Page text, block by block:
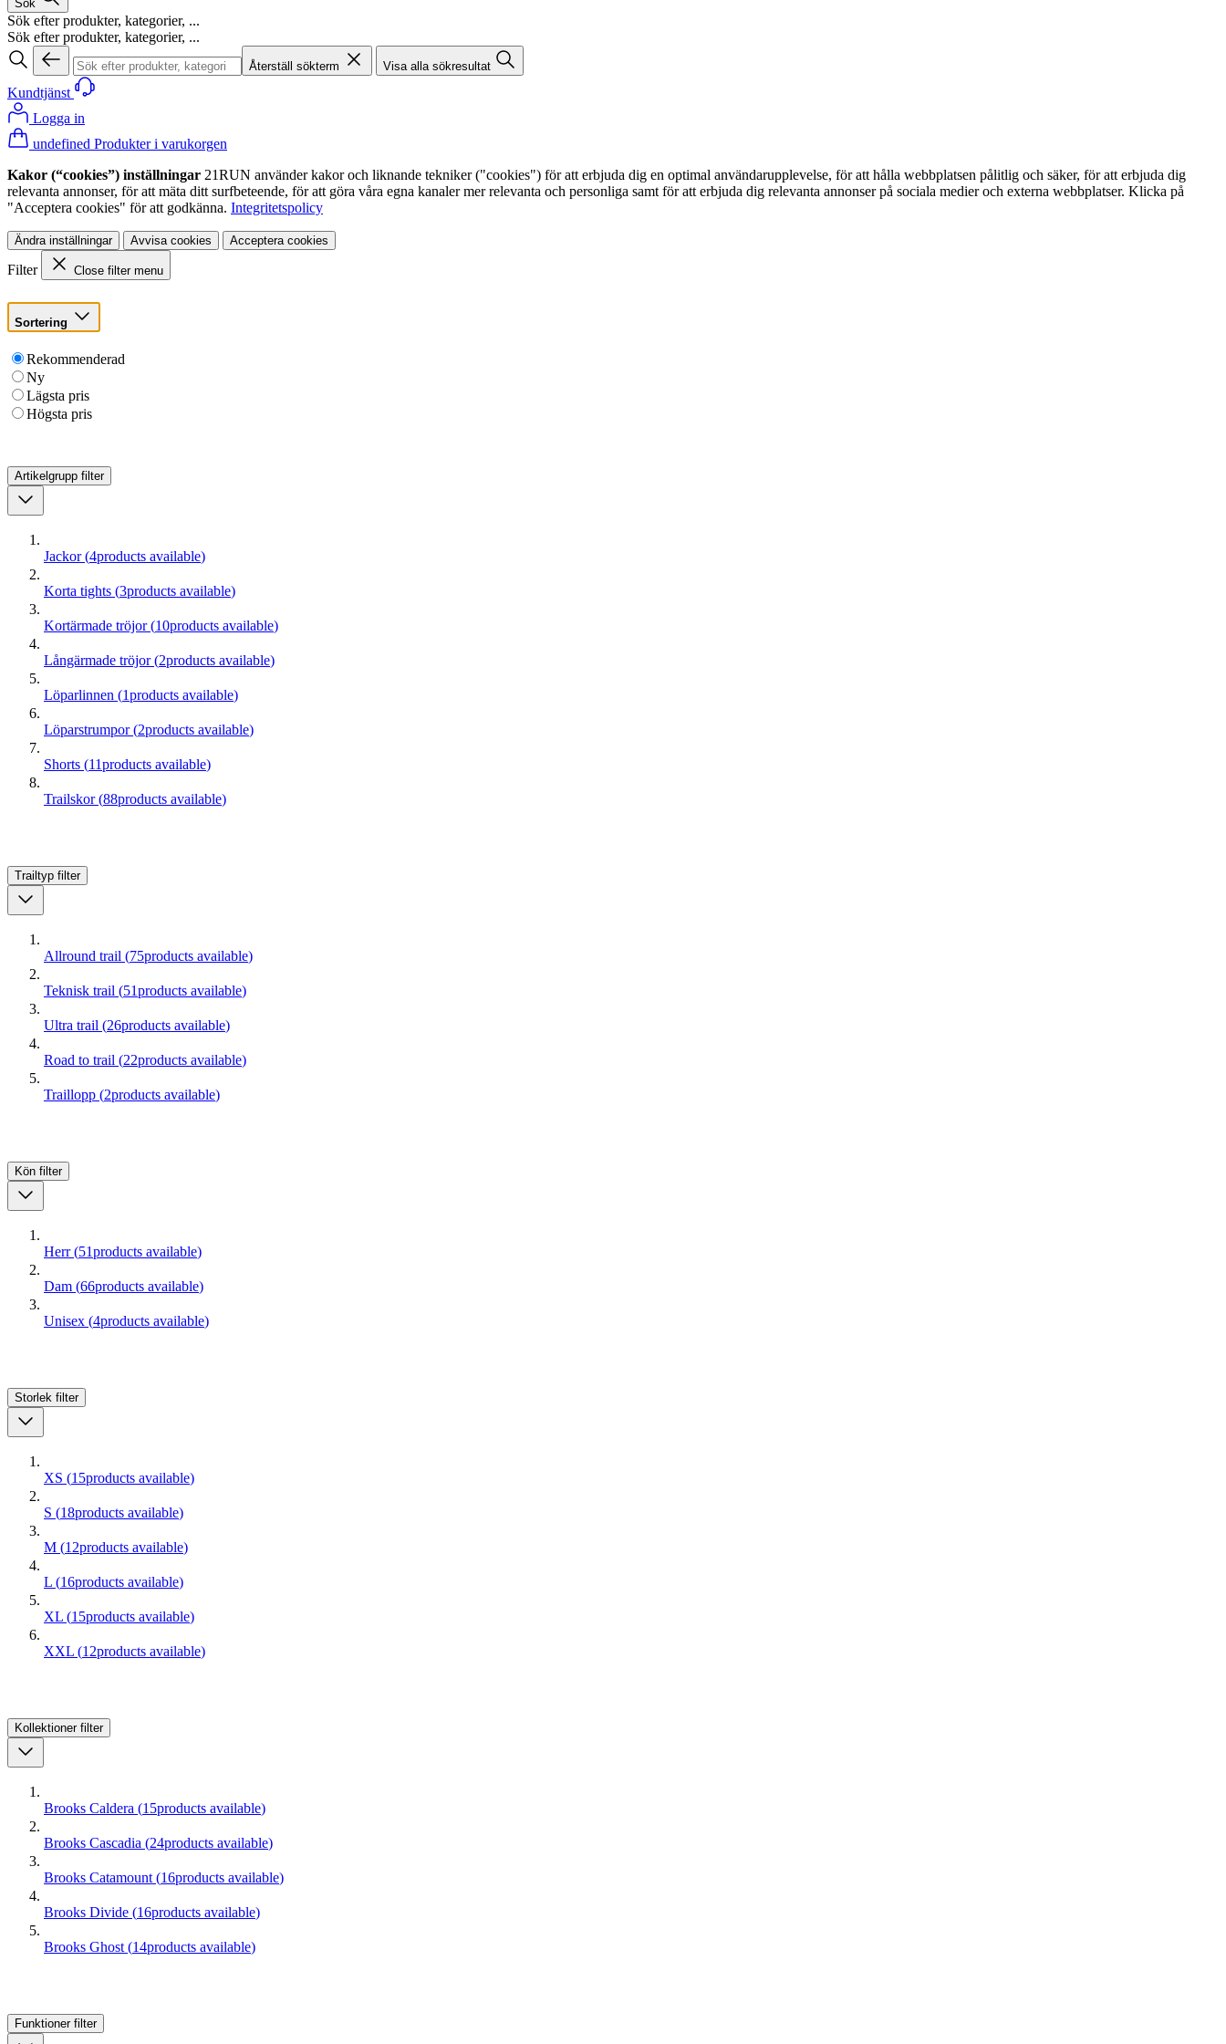
Sök
Sök efter produkter, kategorier, ...
Sök efter produkter, kategorier, ...
Återställ sökterm Visa alla sökresultat
Kundtjänst
Logga in
undefined Produkter i varukorgen
Kakor (“cookies”) inställningar 21RUN använder kakor och liknande tekniker ("cookies") för att erbjuda dig en optimal användarupplevelse, för att hålla webbplatsen pålitlig och säker, för att erbjuda dig
relevanta annonser, för att mäta ditt surfbeteende, för att göra våra egna kanaler mer relevanta och personliga samt för att erbjuda dig relevanta annonser på sociala medier och externa webbplatser. Klicka på
"Acceptera cookies" för att godkänna. Integritetspolicy
Ändra inställningar Avvisa cookies Acceptera cookies
Filter Close filter menu
Sortering
Rekommenderad
Ny
Lägsta pris
Högsta pris
Artikelgrupp filter
Jackor (4products available)
Korta tights (3products available)
Kortärmade tröjor (10products available)
Långärmade tröjor (2products available)
Löparlinnen (1products available)
Löparstrumpor (2products available)
Shorts (11products available)
Trailskor (88products available)
Trailtyp filter
Allround trail (75products available)
Teknisk trail (51products available)
Ultra trail (26products available)
Road to trail (22products available)
Traillopp (2products available)
Kön filter
Herr (51products available)
Dam (66products available)
Unisex (4products available)
Storlek filter
XS (15products available)
S (18products available)
M (12products available)
L (16products available)
XL (15products available)
XXL (12products available)
Kollektioner filter
Brooks Caldera (15products available)
Brooks Cascadia (24products available)
Brooks Catamount (16products available)
Brooks Divide (16products available)
Brooks Ghost (14products available)
Funktioner filter